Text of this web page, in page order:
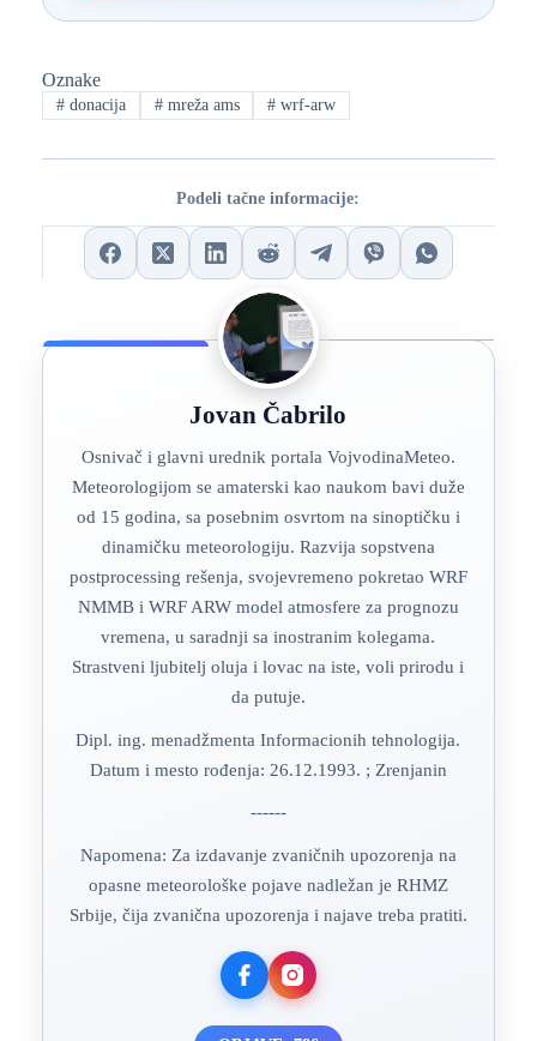
Oznake
#donacija #mreža ams # wrf-arw
Podeli tačne informacije:
Jovan Čabrilo
Osnivač i glavni urednik portala VojvodinaMeteo.
Meteorologijom se amaterski kao naukom bavi duže
od 15 godina, sa posebnim osvrtom na sinoptičku i
dinamičku meteorologiju. Razvija sopstvena
postprocessing rešenja, svojevremeno pokretao WRF
NMMB i WRF ARW model atmosfere za prognozu
vremena, u saradnji sa inostranim kolegama.
Strastveni ljubitelj oluja i lovac na iste, voli prirodu i
da putuje.
Dipl. ing. menadžmenta Informacionih tehnologija.
Datum i mesto rođenja: 26.12.1993. ; Zrenjanin
------
Napomena: Za izdavanje zvaničnih upozorenja na
opasne meteorološke pojave nadležan je RHMZ
Srbije, čija zvanična upozorenja i najave treba pratiti.